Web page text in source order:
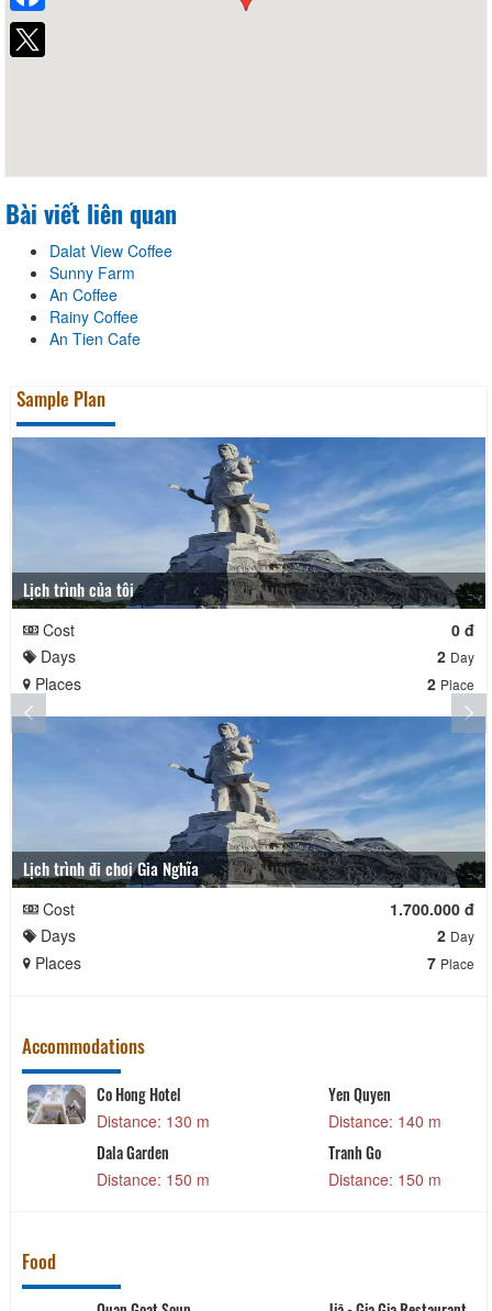
Bài viết liên quan
Dalat View Coffee
Sunny Farm
An Coffee
Rainy Coffee
An Tien Cafe
Sample Plan
Lịch trình của tôi
Cost
0 đ
Days
2 Day
Places 2 Place
Lịch trình đi chơi Gia Nghĩa
Cost
1.700.000 đ
Days
2 Day
Places 7 Place
Accommodations
m
Thuan Hoa Hotel
Distance: 150 m Distance:
Lien Huong hotel
Distance: 160 m Distance:
Food
Facebook